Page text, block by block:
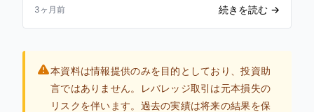
3ヶ月前 続きを読む →
本資料は情報提供のみを目的としており、投資助
言ではありません。レバレッジ取引は元本損失の
リスクを伴います。過去の実績は将来の結果を保